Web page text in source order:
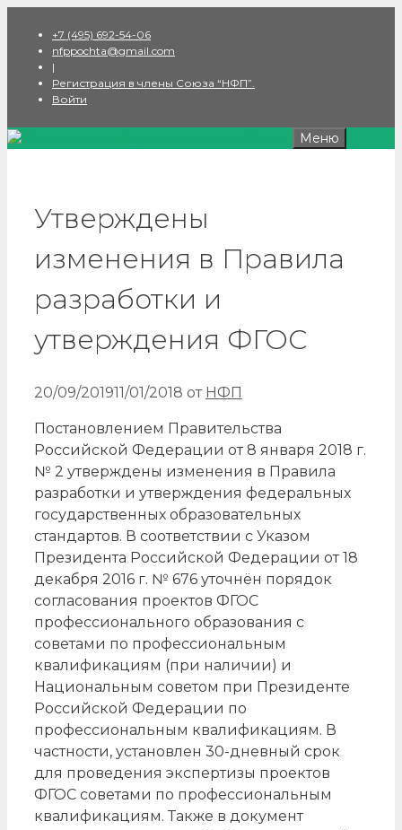
содержимому
+7 (495) 692-54-06
nfppochta@gmail.com
|
Регистрация в члены Союза “НФП”.
Войти
Меню
Утверждены
изменения в Правила
разработки и
утверждения ФГОС
20/09/201911/01/2018 от НФП
Постановлением Правительства
Российской Федерации от 8 января 2018 г.
№ 2 утверждены изменения в Правила
разработки и утверждения федеральных
государственных образовательных
стандартов. В соответствии с Указом
Президента Российской Федерации от 18
декабря 2016 г. № 676 уточнён порядок
согласования проектов ФГОС
профессионального образования с
советами по профессиональным
квалификациям (при наличии) и
Национальным советом при Президенте
Российской Федерации по
профессиональным квалификациям. В
частности, установлен 30-дневный срок
для проведения экспертизы проектов
ФГОС советами по профессиональным
квалификациям. Также в документ